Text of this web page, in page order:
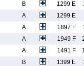
B 1299 E
A
1299 E
A 1897 F
A 1949 F
A 1491 F
B 1399 E